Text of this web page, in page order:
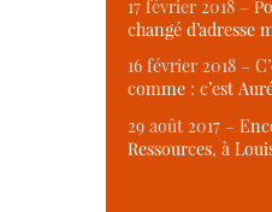
17 février 2018 –
changé
16 février 2018 –
comme : c’est
29 août 2017 –
Ressources, à